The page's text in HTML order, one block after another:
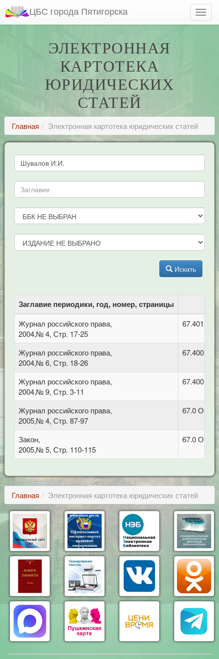
ЦБС города Пятигорска
ЭЛЕКТРОННАЯ
КАРТОТЕКА
ЮРИДИЧЕСКИХ
СТАТЕЙ
Главная Электронная картотека юридических статей
Искать
Заглавие периодики, год, номер, страницы
Журнал российского права,
2004,№ 4, Стр. 17-25
67.401
Журнал российского права,
2004,№ 6, Стр. 18-26
67.400
Журнал российского права,
2004,№ 9, Стр. 3-11
67.400.1
Журнал российского права,
2005,№ 4, Стр. 87-97
67.0
Закон,
2005,№ 5, Стр. 110-115
67.0
Главная Электронная картотека юридических статей